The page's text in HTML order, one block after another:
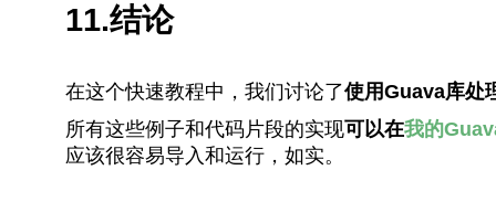
11.结论
在这个快速教程中，我们讨论了使用Guava库处
所有这些例子和代码片段的实现可以在我的
应该很容易导入和运行，如实。